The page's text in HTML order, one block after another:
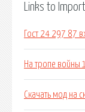
Links to
Гост 24 297 87
На тропе войны
Скачать мод на